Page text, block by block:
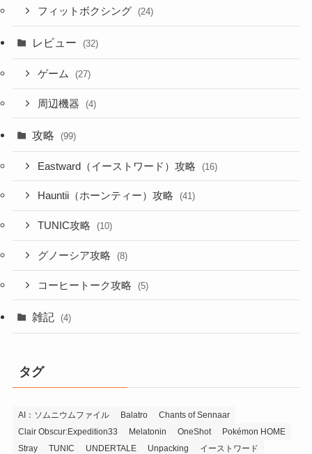
フィットボクシング (24)
レビュー (32)
ゲーム (27)
周辺機器 (4)
攻略 (99)
Eastward（イーストワード）攻略 (16)
Hauntii（ホーンティー）攻略 (41)
TUNIC攻略 (10)
グノーシア攻略 (8)
コーヒートーク攻略 (5)
雑記 (4)
タグ
AI：ソムニウムファイル Balatro
Chants of Sennaar
Clair Obscur:Expedition33
Melatonin OneShot
Pokémon HOME
Stray
TUNIC UNDERTALE Unpacking
イーストワード